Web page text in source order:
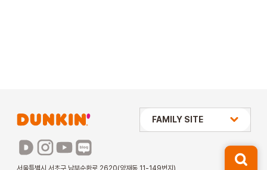
서울특별시 서초구 남부순환로 2620(양재동 11-149번지)
상미당 HOLDINGS
파리바게뜨
FAMILY SITE